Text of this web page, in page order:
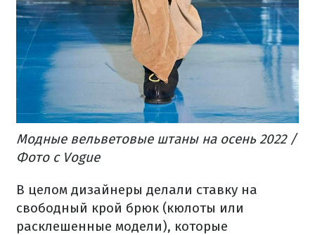
Модные вельветовые штаны на осень 2022 /
Фото с Vogue
В целом дизайнеры делали ставку на
свободный крой брюк (кюлоты или
расклешенные модели), которые